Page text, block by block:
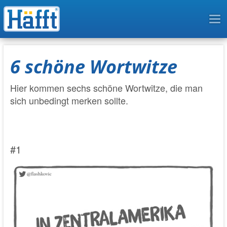
6 schöne Wortwitze
Hier kommen sechs schöne Wortwitze, die man
sich unbedingt merken sollte.
#1